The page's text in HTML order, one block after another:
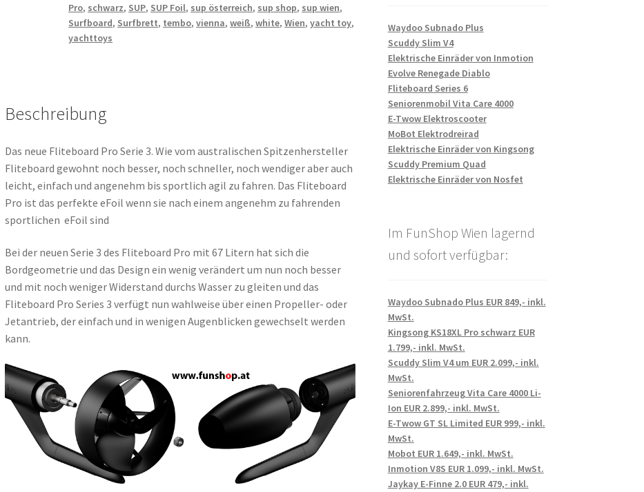
Pro, schwarz, SUP, SUP Foil, sup österreich, sup shop, sup wien,
Surfboard, Surfbrett, tembo,vienna,weiß,white,Wien,yacht toy,
yachttoys
Beschreibung
Das neue Fliteboard Pro Serie 3. Wie vom australischen Spitzenhersteller
Fliteboard gewohnt noch besser, noch schneller, noch wendiger aber auch
leicht, einfach und angenehm bis sportlich agil zu fahren. Das Fliteboard
Pro ist das perfekte eFoil wenn sie nach einem angenehm zu fahrenden
sportlichen eFoil sind
Bei der neuen Serie 3 des Fliteboard Pro mit 67 Litern hat sich die
Bordgeometrie und das Design ein wenig verändert um nun noch besser
und mit noch weniger Widerstand durchs Wasser zu gleiten und das
Fliteboard Pro Series 3 verfügt nun wahlweise über einen Propeller- oder
Jetantrieb, der einfach und in wenigen Augenblicken gewechselt werden
kann.
Waydoo Subnado Plus
Scuddy Slim V4
Elektrische Einräder von Inmotion
Evolve Renegade Diablo
Fliteboard Series 6
Seniorenmobil Vita Care 4000
E-Twow Elektroscooter
MoBot Elektrodreirad
Elektrische Einräder von Kingsong
Scuddy Premium Quad
Elektrische Einräder von Nosfet
Im FunShop Wien lagernd
und sofort verfügbar:
Waydoo Subnado Plus EUR 849,- inkl.
MwSt.
Kingsong KS18XL Pro schwarz EUR
1.799,- inkl. MwSt.
Scuddy Slim V4 um EUR 2.099,- inkl.
MwSt.
Seniorenfahrzeug Vita Care 4000 Li-
Ion EUR 2.899,- inkl. MwSt.
E-Twow GT SL Limited EUR 999,- inkl.
MwSt.
Mobot EUR 1.649,- inkl. MwSt.
Inmotion V8S EUR 1.099,- inkl. MwSt.
Jaykay E-Finne 2.0 EUR 479,- inkl.